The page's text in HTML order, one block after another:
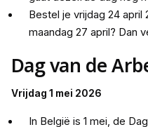
Bestel je vrijdag 24
maandag 27 april? Dan
Dag van de
Vrijdag 1 mei 2026
In België is 1 mei, de